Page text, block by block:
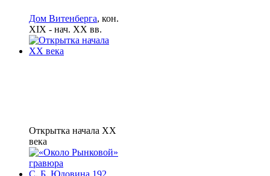
Дом Витенберга, кон.
XIX - нач. XX вв.
Открытка начала XX
века